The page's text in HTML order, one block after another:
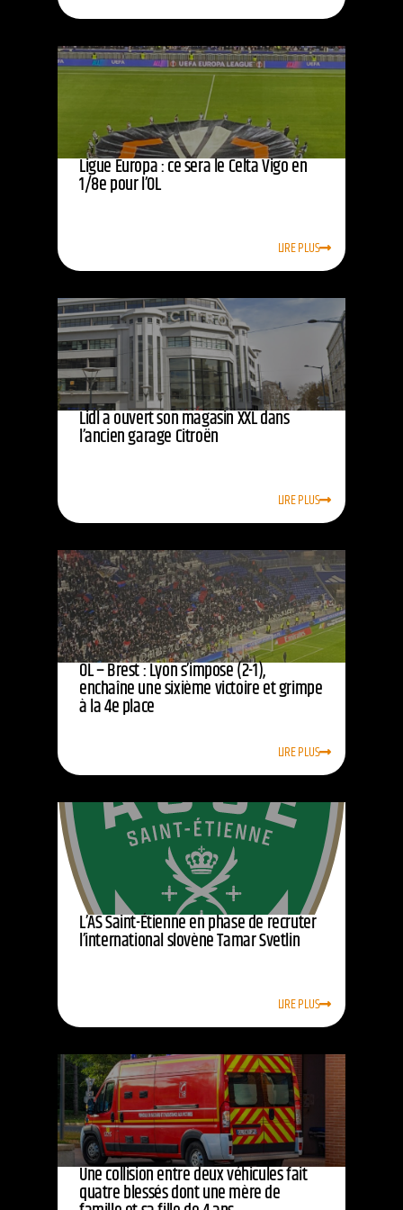
Ligue Europa : ce sera le Celta Vigo en
1/8e pour l’OL
LIRE PLUS
Lidl a ouvert son magasin XXL dans
l’ancien garage Citroën
LIRE PLUS
OL – Brest : Lyon s’impose (2-1),
enchaîne une sixième victoire et grimpe
à la 4e place
LIRE PLUS
L’AS Saint-Étienne en phase de recruter
l’international slovène Tamar Svetlin
LIRE PLUS
Une collision entre deux véhicules fait
quatre blessés dont une mère de